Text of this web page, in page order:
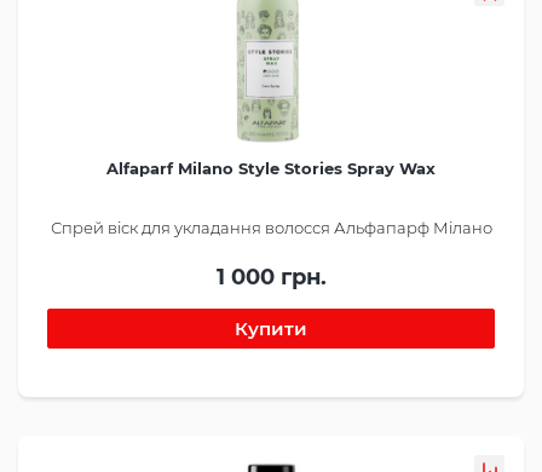
Alfaparf Milano Style Stories Spray Wax
Спрей віск для укладання волосся Альфапарф Мілано
1 000 грн.